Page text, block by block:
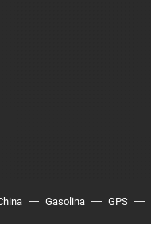
Gasolina GPS